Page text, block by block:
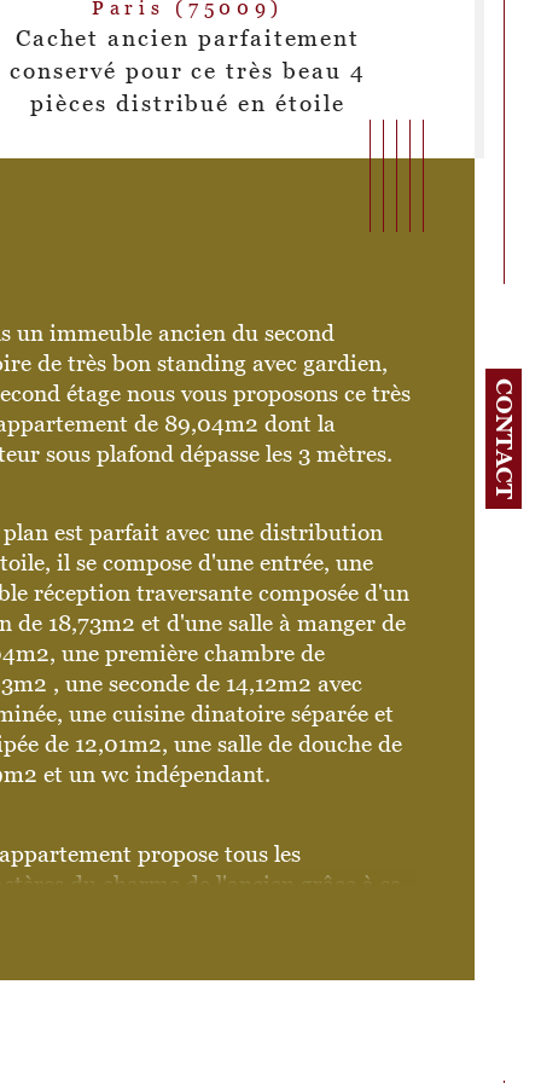
CONTACT
Paris (75009)
Cachet ancien parfaitement
conservé pour ce très beau 4
pièces distribué en étoile
Valeurs
de pièces
de niveaux
un immeuble ancien du second
de très bon standing avec gardien,
étage nous vous proposons ce très
de 89,04m2 dont la
sous plafond dépasse les 3 mètres.
plan est parfait avec une distribution
il se compose d'une entrée, une
réception traversante composée d'un
de 18,73m2 et d'une salle à manger de
une première chambre de
, une seconde de 14,12m2 avec
une cuisine dinatoire séparée et
de 12,01m2, une salle de douche de
et un wc indépendant.
propose tous les
du charme de l'ancien grâce à sa